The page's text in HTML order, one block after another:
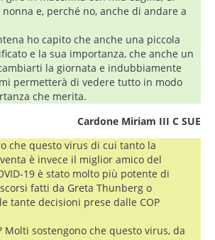
e, perché no, anche di andare a
ho capito che anche una piccola
e la sua importanza, che anche un
la giornata e indubbiamente
permetterà di vedere tutto in modo
che merita.
Cardone Miriam III C SUE
che questo virus di cui tanto la
è invece il miglior amico del
19 è stato molto più potente di
fatti da Greta Thunberg o
tante decisioni prese dalle COP
Molti sostengono che questo virus, da